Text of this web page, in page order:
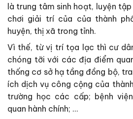
là trung tâm sinh hoạt, luyện
chơi giải trí của của thành
huyện, thị xã trong tỉnh.
Vì thế, từ vị trí tọa lạc thì cư
chóng tỡi với các địa điểm
thống cơ sở hạ tầng đồng bộ,
ích dịch vụ công cộng của
trường học các cấp; bệnh
quan hành chính; …